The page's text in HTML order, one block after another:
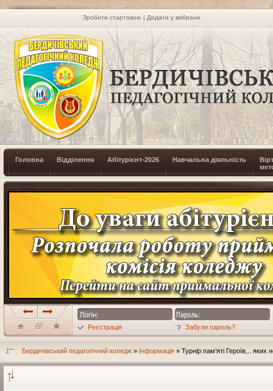
Зробити стартовою | Додати у вибране
Головна Відділення Абітурієнт-2026 Навчальна діяльність
Реєстрація Забули пароль?
Бердичівський педагогічний коледж » Інформація » Турнір пам’яті Героїв,..